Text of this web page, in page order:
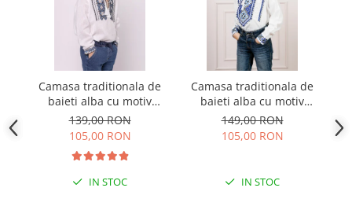
Camasa traditionala de
baieti alba cu motiv
geometric albastru Luca
01
139,00 RON
105,00 RON
IN STOC
Camasa traditionala de
baieti alba cu motiv
geometric albastru
Flavius 01
149,00 RON
105,00 RON
IN STOC